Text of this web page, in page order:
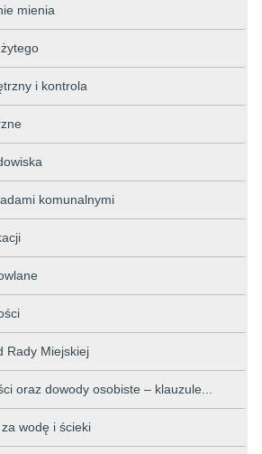
mienia
i kontrola
komunalnymi
Rady Miejskiej
oraz dowody osobiste – klauzule...
wodę i ścieki